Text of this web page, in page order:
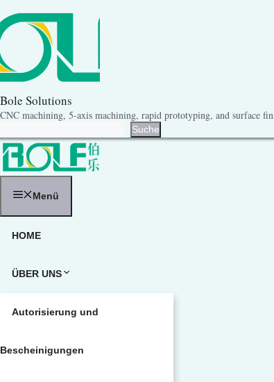
Inhalt
springen
Bole Solutions
CNC machining, 5-axis machining, rapid prototyping, and surface
Suche
Menü
HOME
ÜBER UNS
Autorisierung und
Bescheinigungen